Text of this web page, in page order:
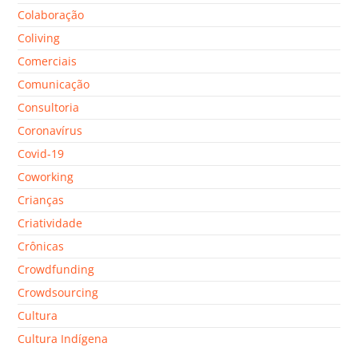
Colaboração
Coliving
Comerciais
Comunicação
Consultoria
Coronavírus
Covid-19
Coworking
Crianças
Criatividade
Crônicas
Crowdfunding
Crowdsourcing
Cultura
Cultura Indígena